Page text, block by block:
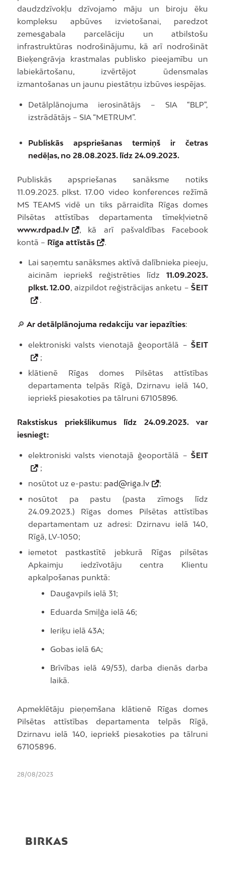
daudzdzīvokļu dzīvojamo māju un biroju ēku
kompleksu apbūves izvietošanai, paredzot
zemesgabala parcelāciju un atbilstošu
infrastruktūras nodrošinājumu, kā arī nodrošināt
Bieķengrāvja krastmalas publisko pieejamību un
labiekārtošanu, izvērtējot ūdensmalas
izmantošanas un jaunu piestātņu izbūves iespējas.
Detālplānojuma ierosinātājs – SIA “BLP”,
izstrādātājs – SIA “METRUM”.
Publiskās apspriešanas termiņš ir četras
nedēļas, no 28.08.2023. līdz 24.09.2023.
Publiskās apspriešanas sanāksme notiks
11.09.2023. plkst. 17.00 video konferences režīmā
MS TEAMS vidē un tiks pārraidīta Rīgas domes
Pilsētas attīstības departamenta tīmekļvietnē
www.rdpad.lv
, kā arī pašvaldības Facebook
kontā – Rīga attīstās .
Lai saņemtu sanāksmes aktīvā dalībnieka pieeju,
aicinām iepriekš reģistrēties līdz 11.09.2023.
plkst. 12.00, aizpildot reģistrācijas anketu –ŠEIT
.
🔎 Ar detālplānojuma redakciju var iepazīties:
elektroniski valsts vienotajā ģeoportālā –ŠEIT
;
klātienē Rīgas domes Pilsētas attīstības
departamenta telpās Rīgā, Dzirnavu ielā 140,
iepriekš piesakoties pa tālruni 67105896.
Rakstiskus priekšlikumus līdz 24.09.2023. var
iesniegt:
elektroniski valsts vienotajā ģeoportālā –ŠEIT
;
nosūtot uz e-pastu: pad@riga.lv
;
nosūtot pa pastu (pasta zīmogs līdz
24.09.2023.) Rīgas domes Pilsētas attīstības
departamentam uz adresi: Dzirnavu ielā 140,
Rīgā, LV-1050;
iemetot pastkastītē jebkurā Rīgas pilsētas
Apkaimju iedzīvotāju centra Klientu
apkalpošanas punktā:
Daugavpils ielā 31;
Eduarda Smiļģa ielā 46;
Ieriķu ielā 43A;
Gobas ielā 6A;
Brīvības ielā 49/53), darba dienās darba
laikā.
Apmeklētāju pieņemšana klātienē Rīgas domes
Pilsētas attīstības departamenta telpās Rīgā,
Dzirnavu ielā 140, iepriekš piesakoties pa tālruni
67105896.
28/08/2023
BIRKAS